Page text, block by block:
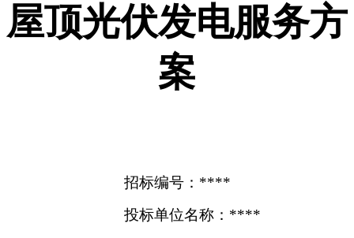
屋顶光伏发电服务方
案
招标编号：****
投标单位名称：****